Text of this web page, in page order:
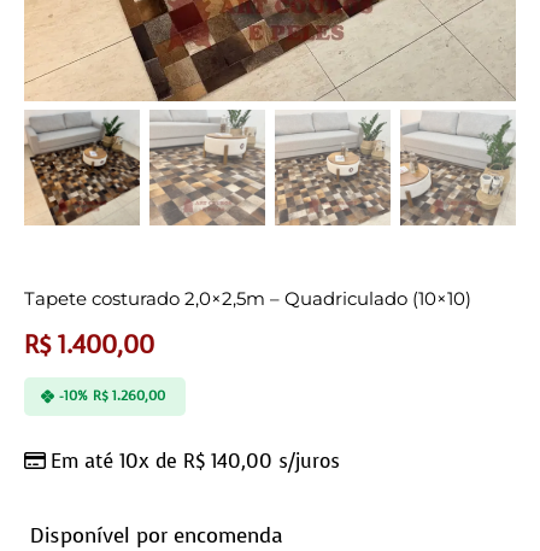
Tapete costurado 2,0×2,5m – Quadriculado (10×10)
R$1.400,00
Em até 10x de R$ 140,00 s/juros
-10% R$1.260,00
Disponível por encomenda